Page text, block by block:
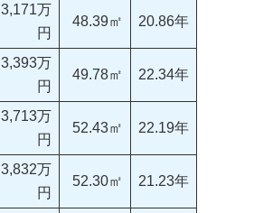
3,171万
円
48.39㎡ 20.86年
3,393万
円
49.78㎡ 22.34年
3,713万
円
52.43㎡ 22.19年
3,832万
円
52.30㎡ 21.23年